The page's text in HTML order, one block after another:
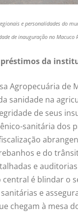
e personalidades do
de inauguração no Macuco
préstimos da
Agropecuária de
sanidade na
de seus
sanitária dos
e do
e
central é blindar o
e
chegam à mesa